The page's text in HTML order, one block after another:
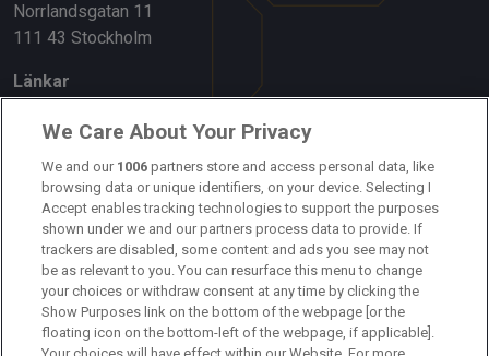
Norrlandsgatan 11
111 43 Stockholm
Länkar
Om oss
Kontakta oss
Kundtjänst
Sponsor: Rekatochklart
Annonsera på Fotbolldirekt
Redaktionell policy
We Care About Your Privacy
We and our 1006 partners store and access personal data, like
browsing data or unique identifiers, on your device. Selecting I
Accept enables tracking technologies to support the purposes
shown under we and our partners process data to provide. If
trackers are disabled, some content and ads you see may not
be as relevant to you. You can resurface this menu to change
your choices or withdraw consent at any time by clicking the
Show Purposes link on the bottom of the webpage [or the
floating icon on the bottom-left of the webpage, if applicable].